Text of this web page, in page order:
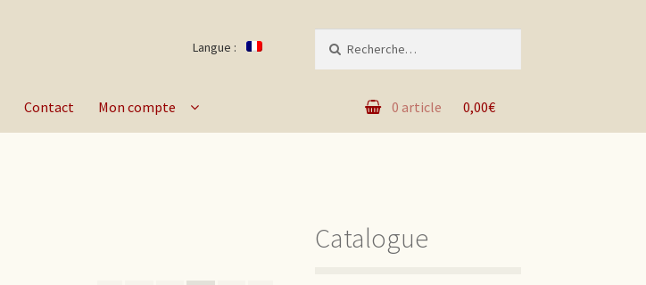
Langue :
Contact Mon compte 0,00€
0 article
Catalogue